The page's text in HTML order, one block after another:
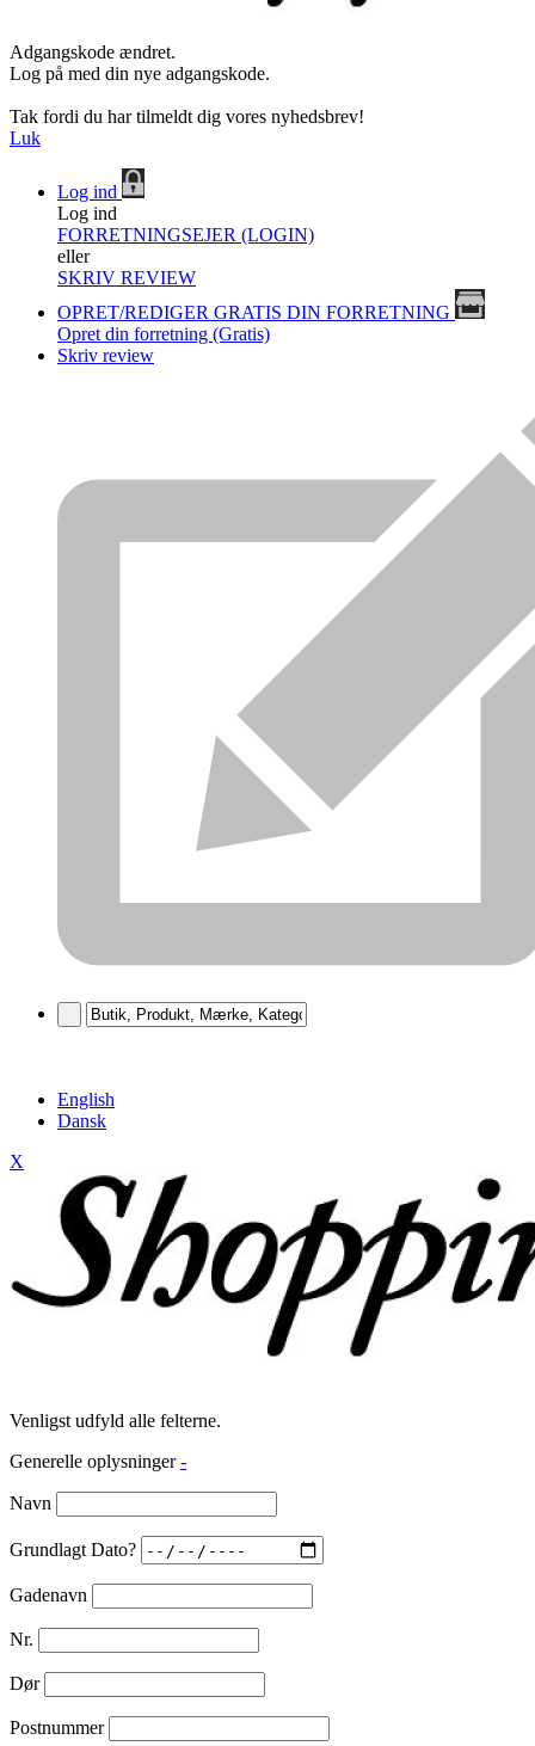
Adgangskode ændret.
Log på med din nye adgangskode.
Tak fordi du har tilmeldt dig vores nyhedsbrev!
Luk
Log ind
Log ind
FORRETNINGSEJER (LOGIN)
eller
SKRIV REVIEW
OPRET/REDIGER GRATIS DIN FORRETNING
Opret din forretning (Gratis)
Skriv review
English
Dansk
X
Venligst udfyld alle felterne.
Generelle oplysninger -
Navn
Grundlagt Dato?
Gadenavn
Nr.
Dør
Postnummer